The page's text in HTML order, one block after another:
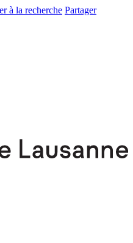
à la recherche Partager